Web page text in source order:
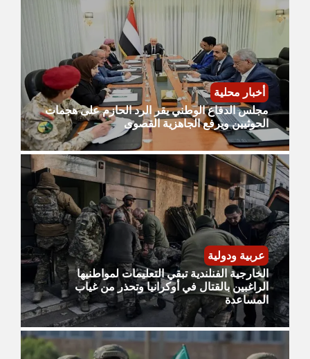
أخبار محلية
مجلس الدفاع الوطني يقر الرد الحازم على هجمات
الحوثيين ويرفع الجاهزية القصوى
عربية ودولية
الخارجية الفنلندية تبقي التعليمات لمواطنيها
الراغبين بالقتال في أوكرانيا وتحذر من غياب
المساعدة